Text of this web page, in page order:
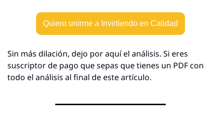
Quiero unirme a Invirtiendo en Calidad
Sin más dilación, dejo por aquí el análisis. Si eres
suscriptor de pago que sepas que tienes un PDF con
todo el análisis al final de este artículo.